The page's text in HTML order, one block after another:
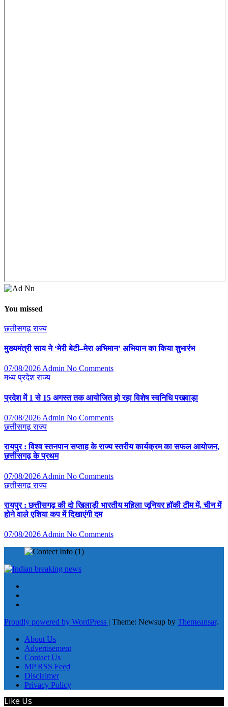
You missed
छत्तीसगढ़राज्य
मुख्यमंत्री साय ने ‘मेरी बेटी–मेरा अभिमान’ अभियान का किया शुभारंभ
07/08/2026Admin No Comments
मध्य प्रदेशराज्य
प्रदेश में 1 से 15 अगस्त तक आयोजित हो रहा विशेष स्वनिधि पखवाड़ा
07/08/2026 Admin No Comments
छत्तीसगढ़राज्य
रायपुर : विश्व स्तनपान सप्ताह के राज्य स्तरीय कार्यक्रम का सफल आयोजन,
छत्तीसगढ़ के प्रथम
07/08/2026 Admin No Comments
छत्तीसगढ़राज्य
रायपुर : छत्तीसगढ़ की दो खिलाड़ी भारतीय महिला जूनियर हॉकी टीम में, चीन में
होने वाले एशिया कप में दिखाएंगी दम
07/08/2026 Admin No Comments
Proudly powered by WordPress | Theme: Newsup by Themeansar.
About Us
Advertisement
Contact Us
MP RSS Feed
Disclaimer
Privacy Policy
Like Us